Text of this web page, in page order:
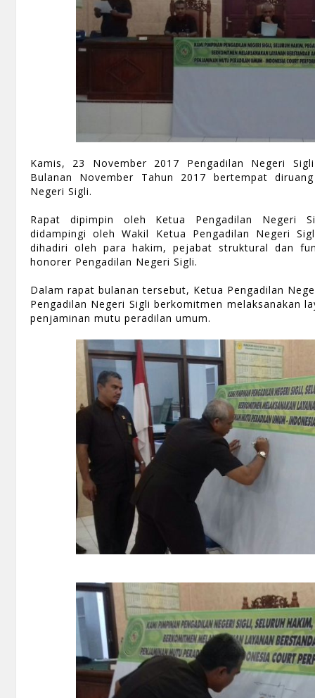
Kamis, 23 November 2017 Pengadilan Negeri
Bulanan November Tahun 2017 bertempat
Negeri Sigli.
Rapat dipimpin oleh Ketua Pengadilan Negeri
didampingi oleh Wakil Ketua Pengadilan Negeri
dihadiri oleh para hakim, pejabat struktural dan
honorer Pengadilan Negeri Sigli.
Dalam rapat bulanan tersebut, Ketua Pengadilan
Pengadilan Negeri Sigli berkomitmen melaksanakan
penjaminan mutu peradilan umum.